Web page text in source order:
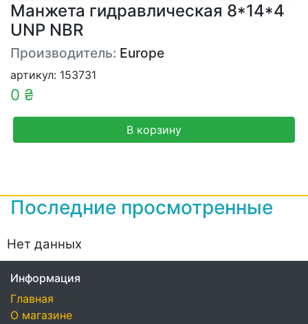
Манжета гидравлическая 8*14*4
UNP NBR
Производитель: Europe
артикул: 153731
0 ₴
В корзину
Последние просмотренные
Нет данных
Информация
Главная
О магазине